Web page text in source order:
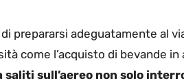
prepararsi adeguatamente al
come l’acquisto di bevande
saliti sull’aereo non solo